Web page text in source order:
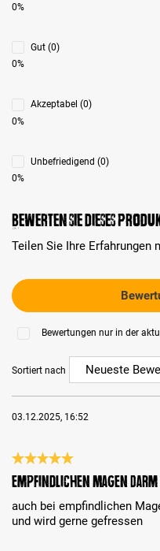
0%
Gut (0)
0%
Akzeptabel (0)
0%
Unbefriedigend (0)
0%
Bewerten Sie dieses
Teilen Sie Ihre Erfahrungen
Bewertungen nur in der
Sortiert nach
03.12.2025, 16:52
Bewertung mit 5 von 5
empfindlichen Magen
auch bei empfindlichen
und wird gerne gefressen